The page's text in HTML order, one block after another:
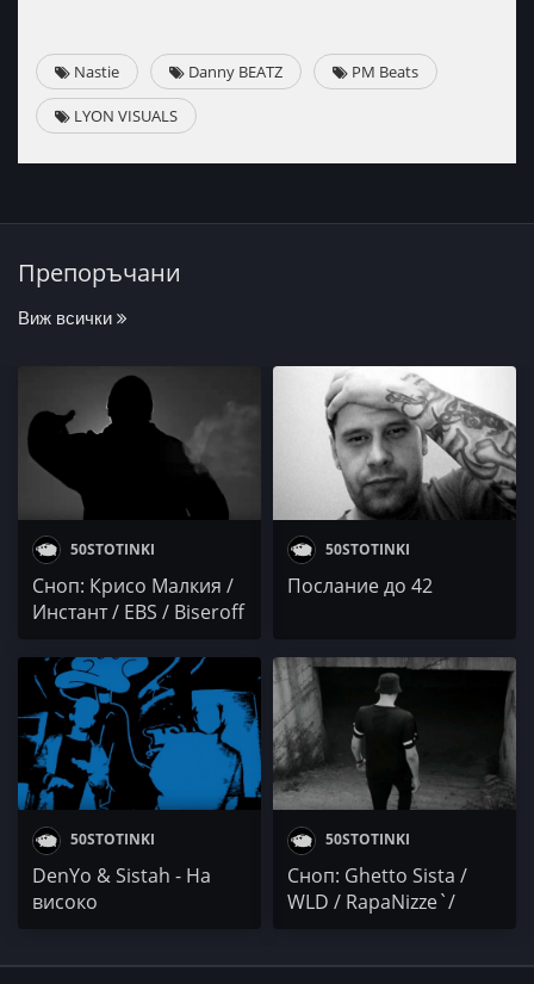
Nastie Danny BEATZ PM Beats
LYON VISUALS
Препоръчани
Виж всички
50STOTINKI
Сноп: Крисо Малкия /
Инстант / EBS / Biseroff
50STOTINKI
Послание до 42
50STOTINKI
DenYo & Sistah - На
високо
50STOTINKI
Сноп: Ghetto Sista /
WLD / RapaNizze`/